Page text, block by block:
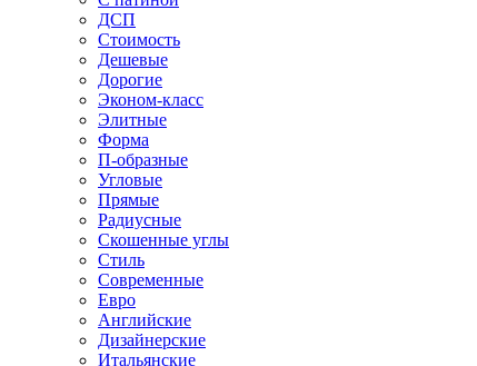
ДСП
Стоимость
Дешевые
Дорогие
Эконом-класс
Элитные
Форма
П-образные
Угловые
Прямые
Радиусные
Скошенные углы
Стиль
Современные
Евро
Английские
Дизайнерские
Итальянские